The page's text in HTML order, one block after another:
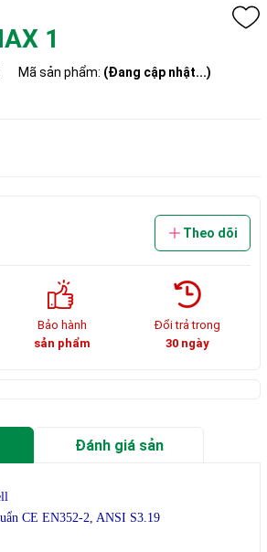
1
Mã sản phẩm: (Đang cập nhật...)
Theo dõi
Bảo hành
sản phẩm
Đổi trả trong
30 ngày
Đánh giá sản
CE EN352-2, ANSI S3.19